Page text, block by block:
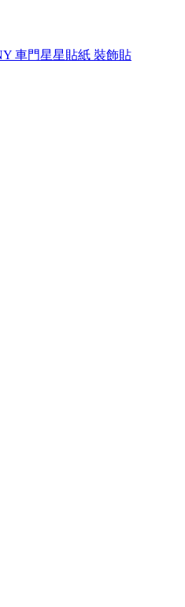
車門星星貼紙 裝飾貼